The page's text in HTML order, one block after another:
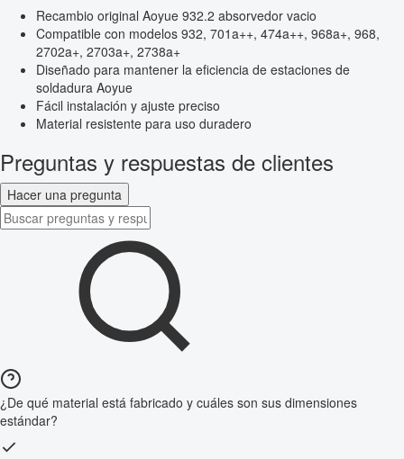
Recambio original Aoyue 932.2 absorvedor vacio
Compatible con modelos 932, 701a++, 474a++, 968a+, 968,
2702a+, 2703a+, 2738a+
Diseñado para mantener la eficiencia de estaciones de
soldadura Aoyue
Fácil instalación y ajuste preciso
Material resistente para uso duradero
Preguntas y respuestas de clientes
Hacer una pregunta
¿De qué material está fabricado y cuáles son sus dimensiones
estándar?